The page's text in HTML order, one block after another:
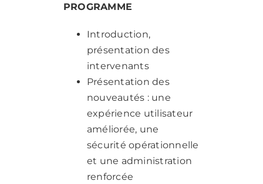
PROGRAMME
Introduction,
présentation des
intervenants
Présentation des
nouveautés : une
expérience utilisateur
améliorée, une
sécurité opérationnelle
et une administration
renforcée